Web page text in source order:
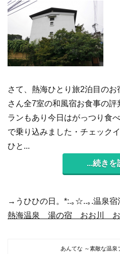
さて、熱海ひとり旅2泊目のお
さん全7室の和風宿お食事の
ランもあり今日はがっつり食
で乗り込みました・チェック
ひと...
...続きを
→うひひの日。*:.｡☆..｡.温泉
熱海温泉 湯の宿 おお川
あんてな ～素敵な温泉